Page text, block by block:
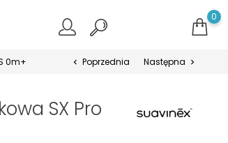
0
0m+ chevron_left Poprzednia Następna chevron_right
SX Pro